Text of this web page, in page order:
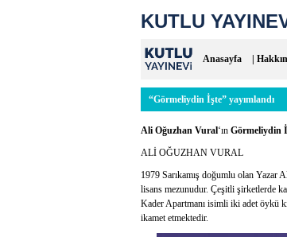
KUTLU
Anasayfa |
“Görmeliydin İşte” yayımlandı
Ali Oğuzhan Vural‘ın Görmeliydin
ALİ OĞUZHAN VURAL
1979 Sarıkamış doğumlu olan
lisans mezunudur. Çeşitli şirketlerde
Kader Apartmanı isimli iki adet öykü
ikamet etmektedir.